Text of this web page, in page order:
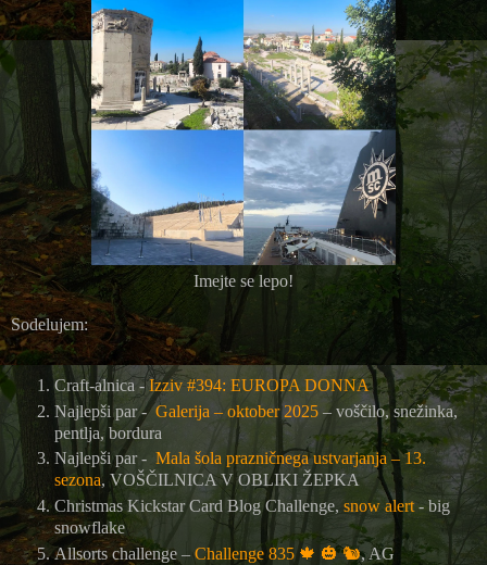
Imejte se lepo!
Sodelujem:
Craft-alnica -Izziv #394: EUROPA DONNA
Najlepši par -Galerija – oktober 2025 – voščilo, snežinka,
pentlja, bordura
Najlepši par - Mala šola prazničnega ustvarjanja – 13.
sezona, VOŠČILNICA V OBLIKI ŽEPKA
Christmas Kickstar Card Blog Challenge, snow alert- big
snowflake
Allsorts challenge – Challenge 835🍁 🎃 🐿️, AG